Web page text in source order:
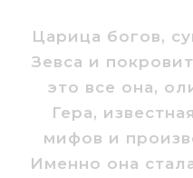
Царица богов,
Зевса и
это все она,
Гера,
мифов и
Именно она